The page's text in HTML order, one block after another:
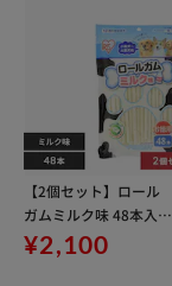
【2個セット】ロール
ガムミルク味 48本入 P
-MG-48R 犬 歯磨き デ
ンタルケア
¥2,100